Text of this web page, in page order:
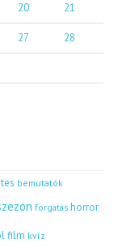
20 21
27 28
bemutatók
forgatás horror
film kvíz